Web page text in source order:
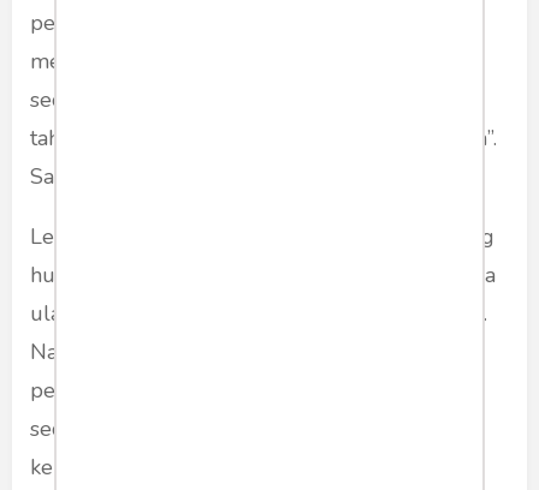
persoalan tersendiri dan membebani pikiran
mereka. Ketakutan itu muncul setelah ada
seorang guru BP mengatakan, “Nanti saya beri
tahu orangtua kamu, supaya menjadi perhatian”.
Saya terdiam mendapat ancaman seperti itu.
Lebih dari sebulan lamanya saya menjadi orang
hukuman. Sanksi itu baru berakhir setelah masa
ulangan umum tiba, menjelang kenaikan kelas.
Namun akhir hukuman tidak ditandai dengan
permohonan maaf. Saya tidak sempat bertemu
secara khusus dengan beliau. Sedangkan
kehebohan terjadi karena kekhawatiran